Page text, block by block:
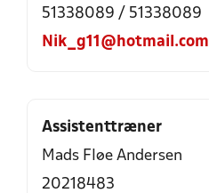
51338089 / 51338089
Nik_g11@hotmail.com
Assistenttræner
Mads Fløe Andersen
20218483